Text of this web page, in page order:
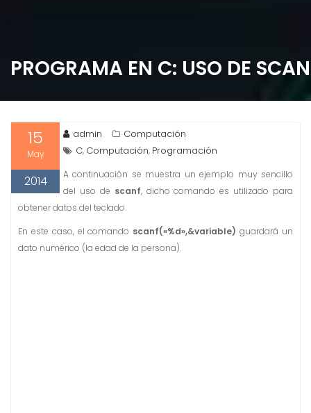
PROGRAMA EN C: USO DE
15
May
2014
admin
Computación
C, Computación, Programación
A continuación se muestra un ejemplo muy sencillo
del uso de scanf, dicho comando es utilizado para
obtener datos del teclado.
En este caso, el comando scanf(«%d»,&variable) guardará un
dato numérico (la edad de la persona).